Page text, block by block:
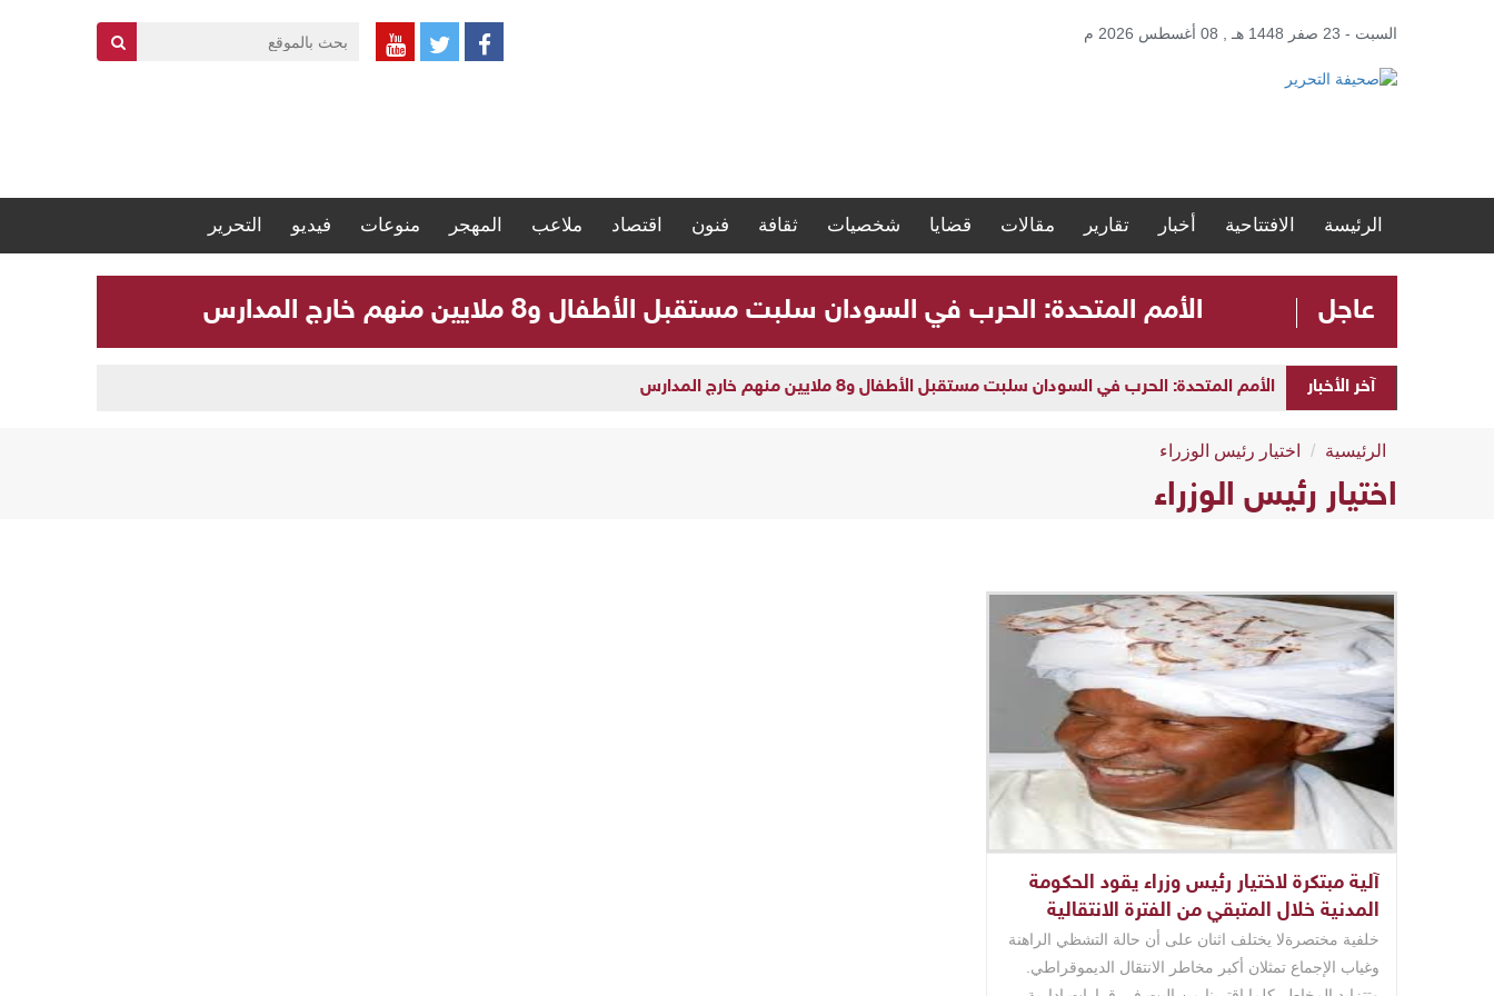
السبت - 23 صفر 1448 هـ , 08 أغسطس 2026 م
الرئيسة الافتتاحية أخبار تقارير مقالات قضايا شخصيات ثقافة فنون اقتصاد ملاعب المهجر منوعات فيديو التحرير
عاجل الأمم المتحدة: الحرب في السودان سلبت مستقبل الأطفال و8 ملايين منهم خارج المدارس
آخر الأخبار الأمم المتحدة: الحرب في السودان سلبت مستقبل الأطفال و8 ملايين منهم خارج المدارس
الرئيسية اختيار رئيس الوزراء
اختيار رئيس الوزراء
آلية مبتكرة لاختيار رئيس وزراء يقود الحكومة
المدنية خلال المتبقي من الفترة الانتقالية
وصولا للانتخابات
خلفية مختصرةلا يختلف اثنان على أن حالة التشظي الراهنة
وغياب الإجماع تمثلان أكبر مخاطر الانتقال الديموقراطي.